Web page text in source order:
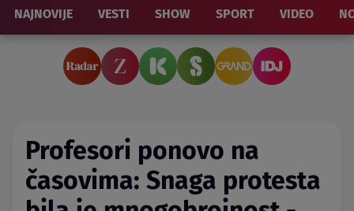
NAJNOVIJE VESTI SHOW SPORT VIDEO
Profesori ponovo na
časovima: Snaga protesta